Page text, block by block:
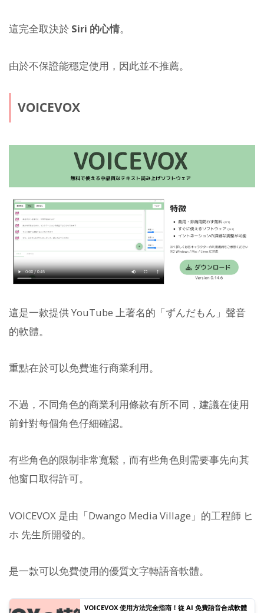
這完全取決於 Siri 的心情。
由於不保證能穩定使用，因此並不推薦。
VOICEVOX
這是一款提供 YouTube 上著名的「ずんだもん」聲音
的軟體。
重點在於可以免費進行商業利用。
不過，不同角色的商業利用條款有所不同，建議在使用
前針對每個角色仔細確認。
有些角色的限制非常寬鬆，而有些角色則需要事先向其
他窗口取得許可。
VOICEVOX 是由「Dwango Media Village」的工程師 ヒ
ホ 先生所開發的。
是一款可以免費使用的優質文字轉語音軟體。
VOICEVOX 使用方法完全指南！從 AI 免費語音合成軟體